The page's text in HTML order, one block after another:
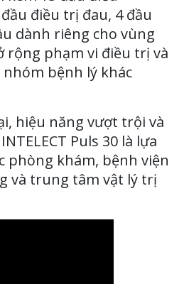
điều trị đau, 4 đầu
dành riêng cho vùng
rộng phạm vi điều trị và
bệnh lý khác
hiệu năng vượt trội và
Puls 30 là lựa
phòng khám, bệnh viện
và trung tâm vật lý trị